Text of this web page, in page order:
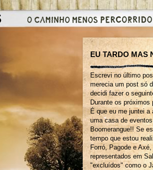
EU TARDO MAS
Escrevi no último
merecia um post só
decidi fazer o
Durante os
É que eu me juntei
uma casa de
Boomerangue!! Se
tempo que estou
Forró, Pagode e
representados em
"excluídos" como o